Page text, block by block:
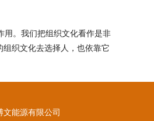
用。我们把组织文化看作是非
织文化去选择人，也依靠它
文能源有限公司